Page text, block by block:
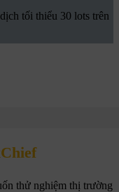
tối thiểu 30 lots trên
thử nghiệm thị trường